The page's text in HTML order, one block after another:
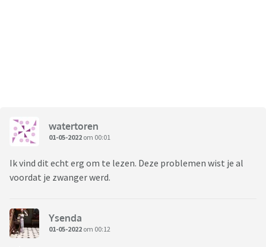
watertoren
01-05-2022 om 00:01
Ik vind dit echt erg om te lezen. Deze problemen wist je al
voordat je zwanger werd.
Ysenda
01-05-2022 om 00:12